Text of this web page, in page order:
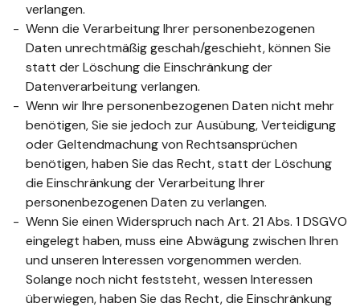
verlangen.
Wenn die Verarbeitung Ihrer personenbezogenen
Daten unrechtmäßig geschah/geschieht, können Sie
statt der Löschung die Einschränkung der
Datenverarbeitung verlangen.
Wenn wir Ihre personenbezogenen Daten nicht mehr
benötigen, Sie sie jedoch zur Ausübung, Verteidigung
oder Geltendmachung von Rechtsansprüchen
benötigen, haben Sie das Recht, statt der Löschung
die Einschränkung der Verarbeitung Ihrer
personenbezogenen Daten zu verlangen.
Wenn Sie einen Widerspruch nach Art. 21 Abs. 1 DSGVO
eingelegt haben, muss eine Abwägung zwischen Ihren
und unseren Interessen vorgenommen werden.
Solange noch nicht feststeht, wessen Interessen
überwiegen, haben Sie das Recht, die Einschränkung